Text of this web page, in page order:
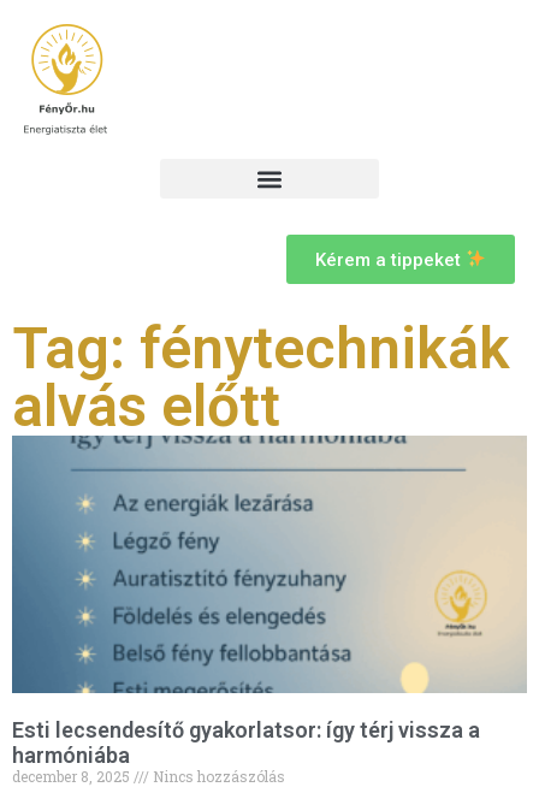
Kérem a tippeket
Tag: fénytechnikák
alvás előtt
Esti lecsendesítő gyakorlatsor: így térj vissza a
harmóniába
december 8, 2025
Nincs hozzászólás